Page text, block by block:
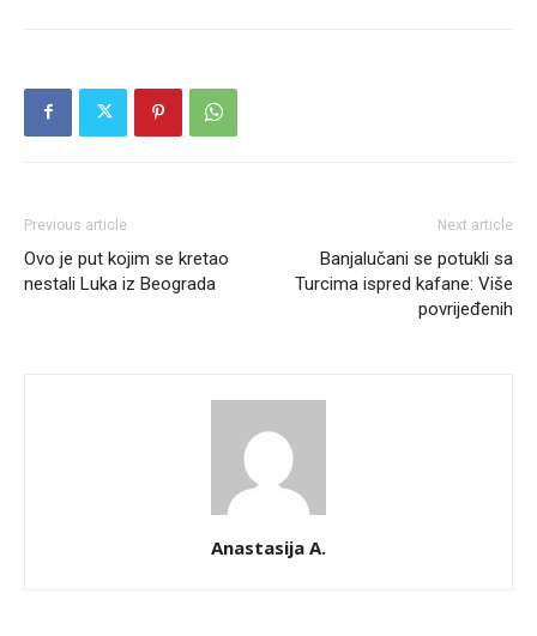
Previous article
Ovo je put kojim se kretao
nestali Luka iz Beograda
Next article
Banjalučani se potukli sa
Turcima ispred kafane: Više
povrijeđenih
Anastasija A.